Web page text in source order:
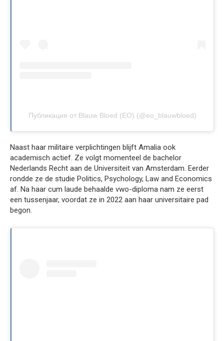
Публикация от Blauw Bloed (EO) (@eo_blauwbloed)
Naast haar militaire verplichtingen blijft Amalia ook
academisch actief. Ze volgt momenteel de bachelor
Nederlands Recht aan de Universiteit van Amsterdam. Eerder
rondde ze de studie Politics, Psychology, Law and Economics
af. Na haar cum laude behaalde vwo-diploma nam ze eerst
een tussenjaar, voordat ze in 2022 aan haar universitaire pad
begon.